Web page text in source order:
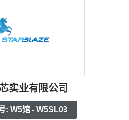
实业有限公司
: W5馆 - W5SL03